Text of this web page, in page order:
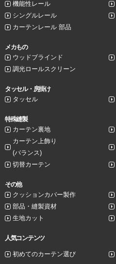
機能性レール
シングルレール
カーテンレール 部品
メカもの
ウッドブラインド
調光ロールスクリーン
タッセル・房掛け
タッセル
特殊縫製
カーテン裏地
カーテン上飾り
(バランス)
切替カーテン
その他
クッションカバー製作
部品・縫製資材
生地カット
人気コンテンツ
初めてのカーテン選び